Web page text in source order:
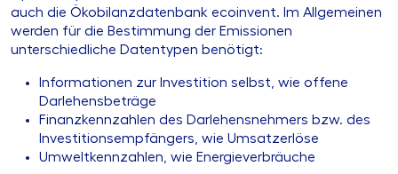
auch die Ökobilanzdatenbank ecoinvent. Im Allgemeinen
werden für die Bestimmung der Emissionen
unterschiedliche Datentypen benötigt:
Informationen zur Investition selbst, wie offene
Darlehensbeträge
Finanzkennzahlen des Darlehensnehmers bzw. des
Investitionsempfängers, wie Umsatzerlöse
Umweltkennzahlen, wie Energieverbräuche